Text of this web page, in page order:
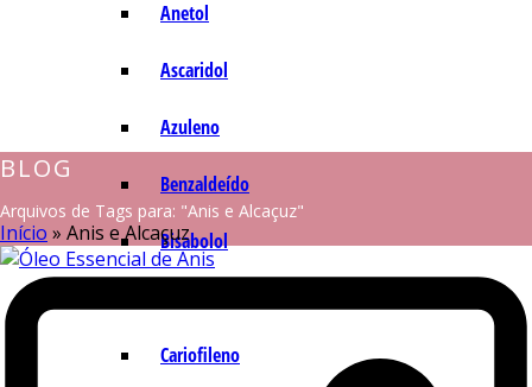
Anetol
Ascaridol
Azuleno
Benzaldeído
Bisabolol
Cariofileno
BLOG
Arquivos de Tags para: "Anis e Alcaçuz"
Início » Anis e Alcaçuz